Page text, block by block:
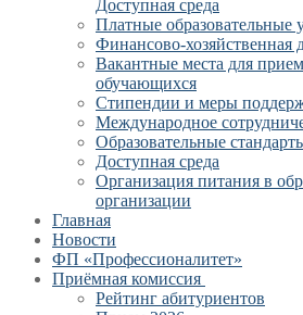
Доступная среда
Платные образовательные
Финансово-хозяйственная
Вакантные места для
обучающихся
Стипендии и меры
Международное
Образовательные
Доступная среда
Организация питания в
организации
Главная
Новости
ФП «Профессионалитет»
Приёмная комиссия
Рейтинг абитуриентов